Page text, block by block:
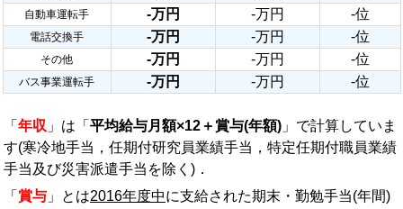
自動車運転手 -万円 -万円 -位
電話交換手 -万円 -万円 -位
その他 -万円 -万円 -位
バス事業運転手 -万円 -万円 -位
「 年収 」は「 平均給与月額×12＋賞与(年額) 」で計算していま
す(寒冷地手当，任期付研究員業績手当，特定任期付職員業績
手当及び災害派遣手当を除く)．
「 賞与 」とは2016年度中に支給された期末・勤勉手当(年間)